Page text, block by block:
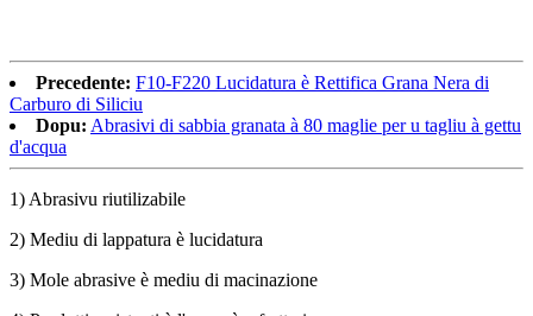
Precedente: F10-F220 Lucidatura è Rettifica Grana Nera di
Carburo di Siliciu
Dopu: Abrasivi di sabbia granata à 80 maglie per u tagliu à gettu
d'acqua
1) Abrasivu riutilizabile
2) Mediu di lappatura è lucidatura
3) Mole abrasive è mediu di macinazione